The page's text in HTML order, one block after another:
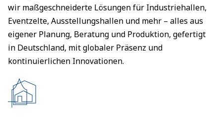
wir maßgeschneiderte Lösungen für Industriehallen,
Eventzelte, Ausstellungshallen und mehr – alles aus
eigener Planung, Beratung und Produktion, gefertigt
in Deutschland, mit globaler Präsenz und
kontinuierlichen Innovationen.